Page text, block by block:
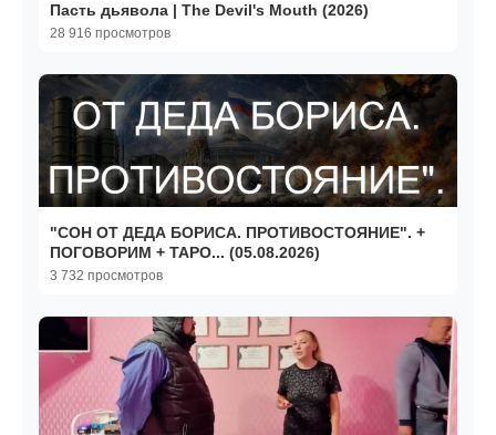
Пасть дьявола | The Devil's Mouth (2026)
28 916 просмотров
"СОН ОТ ДЕДА БОРИСА. ПРОТИВОСТОЯНИЕ". +
ПОГОВОРИМ + ТАРО... (05.08.2026)
3 732 просмотров